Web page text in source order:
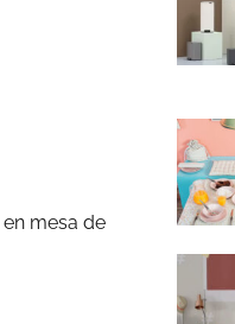
en mesa de